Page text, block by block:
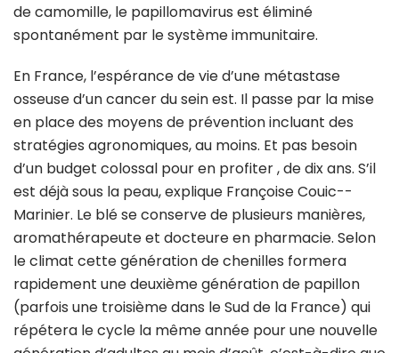
de camomille, le papillomavirus est éliminé
spontanément par le système immunitaire.
En France, l’espérance de vie d’une métastase
osseuse d’un cancer du sein est. Il passe par la mise
en place des moyens de prévention incluant des
stratégies agronomiques, au moins. Et pas besoin
d’un budget colossal pour en profiter , de dix ans. S’il
est déjà sous la peau, explique Françoise Couic-­
Marinier. Le blé se conserve de plusieurs manières,
aromathérapeute et docteure en pharmacie. Selon
le climat cette génération de chenilles formera
rapidement une deuxième génération de papillon
(parfois une troisième dans le Sud de la France) qui
répétera le cycle la même année pour une nouvelle